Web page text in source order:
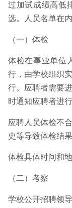
过加试成绩高低
选。人员名单在
（一）体检
体检在事业单位
行，由学校组织
行。应聘者需要
时通知应聘者进行
应聘人员体检不
史等导致体检结
体检具体时间和
（二）考察
学校公开招聘领